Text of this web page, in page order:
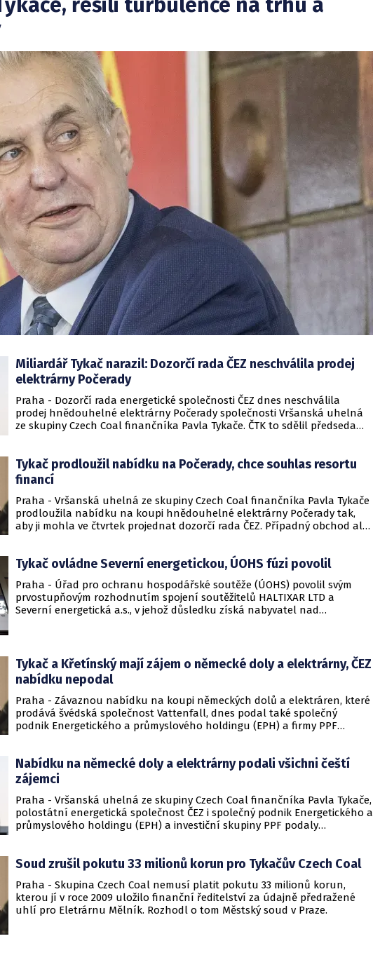
Miliardář Tykač narazil: Dozorčí rada ČEZ neschválila prodej
elektrárny Počerady
Praha - Dozorčí rada energetické společnosti ČEZ dnes neschválila
prodej hnědouhelné elektrárny Počerady společnosti Vršanská uhelná
ze skupiny Czech Coal finančníka Pavla Tykače. ČTK to sdělil předseda
elektrárny podpořilo představenstvo ČEZ.
Tykač prodloužil nabídku na Počerady, chce souhlas resortu
financí
Praha - Vršanská uhelná ze skupiny Czech Coal finančníka Pavla Tykače
prodloužila nabídku na koupi hnědouhelné elektrárny Počerady tak,
aby ji mohla ve čtvrtek projednat dozorčí rada ČEZ. Případný obchod ale
Czech Coal Gabriela Sáričková Benešová. Ministr financí Andrej Babiš
(ANO) dříve prodej elektrárny kritizoval. Resort ale dnes uvedl, že
stanovisko MF nemůže převážit rozhodnutí, které přijme dozorčí rada.
Tykač ovládne Severní energetickou, ÚOHS fúzi povolil
Praha - Úřad pro ochranu hospodářské soutěže (ÚOHS) povolil svým
prvostupňovým rozhodnutím spojení soutěžitelů HALTIXAR LTD a
Severní energetická a.s., v jehož důsledku získá nabyvatel nad
Tykač a Křetínský mají zájem o německé doly a elektrárny, ČEZ
nabídku nepodal
Praha - Závaznou nabídku na koupi německých dolů a elektráren, které
prodává švédská společnost Vattenfall, dnes podal také společný
podnik Energetického a průmyslového holdingu (EPH) a firmy PPF
Czech Coal finančníka Pavla Tykače. Nabídku naopak nepodá
polostátní ČEZ a podle zdrojů agentury Reuters ani německý zájemce
Steag.
Nabídku na německé doly a elektrárny podali všichni čeští
zájemci
Praha - Vršanská uhelná ze skupiny Czech Coal finančníka Pavla Tykače,
polostátní energetická společnost ČEZ i společný podnik Energetického a
průmyslového holdingu (EPH) a investiční skupiny PPF podaly
společnosti tak stále zůstávají všichni avizování čeští zájemci.
Soud zrušil pokutu 33 milionů korun pro Tykačův Czech Coal
Praha - Skupina Czech Coal nemusí platit pokutu 33 milionů korun,
kterou jí v roce 2009 uložilo finanční ředitelství za údajně předražené
uhlí pro Eletrárnu Mělník. Rozhodl o tom Městský soud v Praze.